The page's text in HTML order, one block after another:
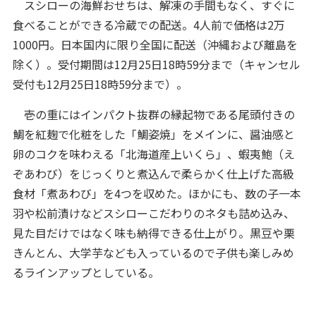
スシローの海鮮おせちは、解凍の手間もなく、すぐに
食べることができる冷蔵での配送。4人前で価格は2万
1000円。日本国内に限り全国に配送（沖縄および離島を
除く）。受付期間は12月25日18時59分まで（キャンセル
受付も12月25日18時59分まで）。
壱の重にはインパクト抜群の縁起物である尾頭付きの
鯛を紅麹で化粧をした「鯛姿焼」をメインに、醤油感と
卵のコクを味わえる「北海道産上いくら」、蝦夷鮑（え
ぞあわび）をじっくりと煮込んで柔らかく仕上げた高級
食材「煮あわび」を4つを収めた。ほかにも、数の子一本
羽や松前漬けなどスシローこだわりのネタも詰め込み、
見た目だけではなく味も納得できる仕上がり。黒豆や栗
きんとん、大学芋なども入っているので子供も楽しみめ
るラインアップとしている。